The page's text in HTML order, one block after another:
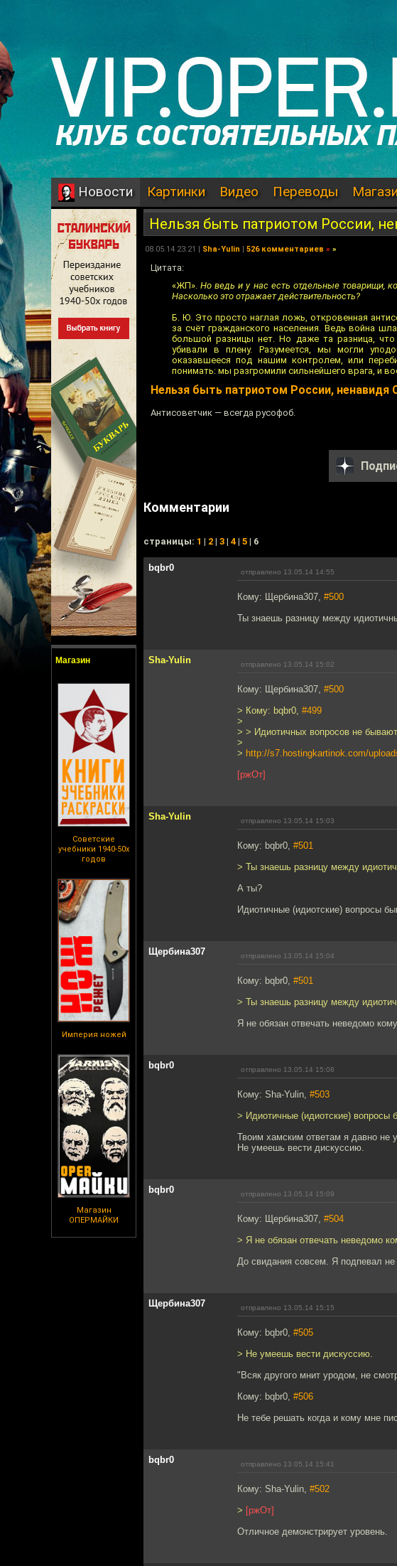
Новости Картинки Видео Переводы
Магазин
Советские
учебники 1940-50х
годов
Империя ножей
Магазин
ОПЕРМАЙКИ
Нельзя быть патриотом России,
08.05.14 23:21 | Sha-Yulin | 526 комментариев » »
Цитата:
«ЖП».Но ведь и у нас есть отдельные товарищи,
Насколько это отражает действительность?
Б. Ю. Это просто наглая ложь, откровенная
за счёт гражданского населения. Ведь война
большой разницы нет. Но даже та разница, что
убивали в плену. Разумеется, мы могли
оказавшееся под нашим контролем, или
понимать: мы разгромили сильнейшего врага, и
Нельзя быть патриотом России, ненавидя
Антисоветчик — всегда русофоб.
Комментарии
cтраницы: 1 | 2 | 3 | 4 | 5 | 6
bqbr0 отправлено 13.05.14 14:55
Кому: Щербина307, #500
Ты знаешь разницу между
Sha-Yulin отправлено 13.05.14 15:02
Кому: Щербина307, #500
> Кому: bqbr0, #499
>
> > Идиотичных вопросов не
>
> http://s7.hostingkartinok.com/
[ржОт]
Sha-Yulin отправлено 13.05.14 15:03
Кому: bqbr0, #501
> Ты знаешь разницу между
А ты?
Идиотичные (идиотские) вопросы
Щербина307 отправлено 13.05.14 15:04
Кому: bqbr0, #501
> Ты знаешь разницу между
Я не обязан отвечать неведомо
bqbr0 отправлено 13.05.14 15:08
Кому: Sha-Yulin, #503
> Идиотичные (идиотские) вопросы
Твоим хамским ответам я давно не
Не умеешь вести дискуссию.
bqbr0 отправлено 13.05.14 15:09
Кому: Щербина307, #504
> Я не обязан отвечать неведомо
До свидания совсем. Я подпевал
Щербина307 отправлено 13.05.14 15:15
Кому: bqbr0, #505
> Не умеешь вести дискуссию.
"Всяк другого мнит уродом, не
Кому: bqbr0, #506
Не тебе решать когда и кому мне
bqbr0 отправлено 13.05.14 15:41
Кому: Sha-Yulin, #502
> [ржОт]
Отличное демонстрирует уровень.